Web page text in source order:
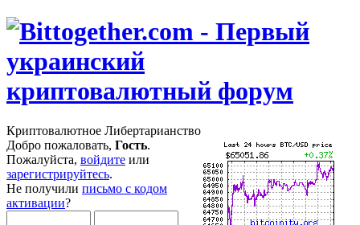
Криптовалютное Либертарианство
Добро пожаловать, Гость.
Пожалуйста, войдите или
зарегистрируйтесь.
Не получили письмо с кодом
активации?